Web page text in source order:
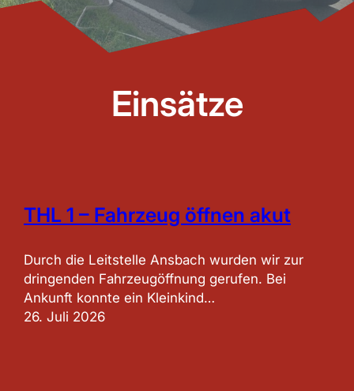
Einsätze
THL 1 – Fahrzeug öffnen akut
Durch die Leitstelle Ansbach wurden wir zur
dringenden Fahrzeugöffnung gerufen. Bei
Ankunft konnte ein Kleinkind…
26. Juli 2026